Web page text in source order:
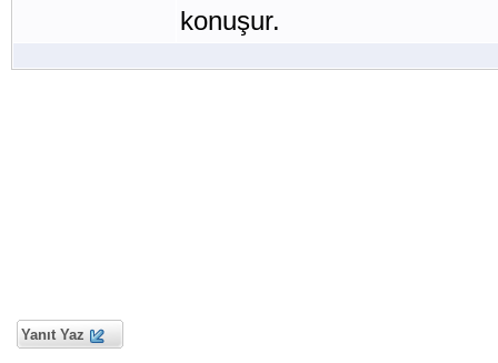
konuşur.
Yanıt Yaz